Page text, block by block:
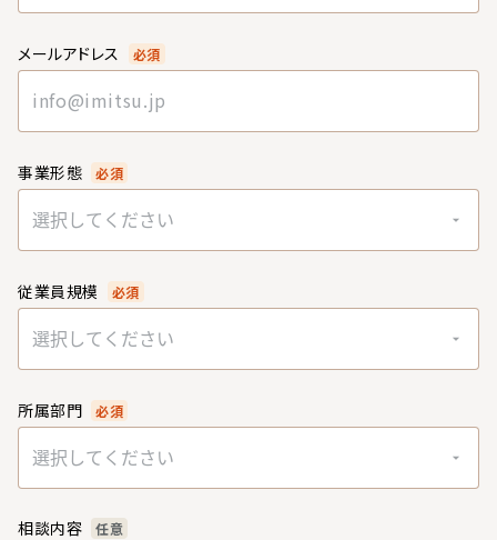
メールアドレス 必須
事業形態 必須
選択してください
従業員規模 必須
選択してください
所属部門 必須
選択してください
相談内容 任意